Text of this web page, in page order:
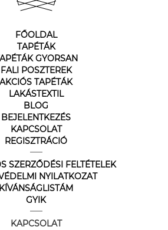
FŐOLDAL
TAPÉTÁK
GYORSAN
FALI POSZTEREK
AKCIÓS TAPÉTÁK
LAKÁSTEXTIL
BLOG
BEJELENTKEZÉS
KAPCSOLAT
REGISZTRÁCIÓ
SZERZŐDÉSI FELTÉTELEK
NYILATKOZAT
KÍVÁNSÁGLISTÁM
GYIK
KAPCSOLAT